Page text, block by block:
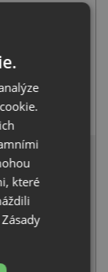
které
Zásady